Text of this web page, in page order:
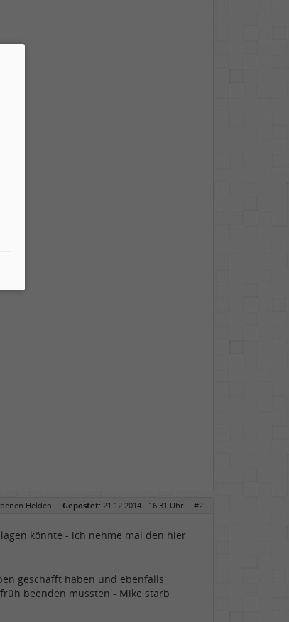
Helden · Gepostet: 21.12.2014 - 16:31 Uhr · #2
könnte - ich nehme mal den hier
geschafft haben und ebenfalls
beenden mussten - Mike starb